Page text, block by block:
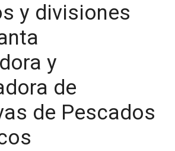
y divisiones
y
de
de Pescados